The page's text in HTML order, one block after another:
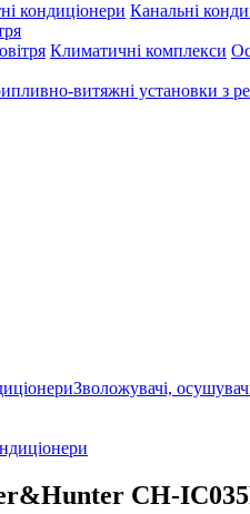
кондиціонери Канальні
Климатичні комплекси
витяжні установки з
Зволожувачі,
CH-